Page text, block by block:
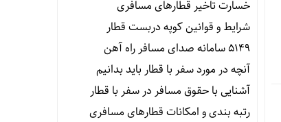
خسارت تاخیر قطارهای مسافری
شرایط و قوانین کوپه دربست قطار
۵۱۴۹ سامانه صدای مسافر راه آهن
آنچه در مورد سفر با قطار باید بدانیم
آشنایی با حقوق مسافر در سفر با قطار
رتبه بندی و امکانات قطارهای مسافری